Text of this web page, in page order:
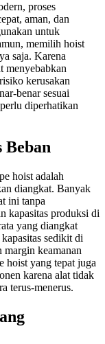
proses
aman, dan
untuk
memilih hoist
saja. Karena
menyebabkan
kerusakan
benar sesuai
diperhatikan
Beban
hoist adalah
diangkat. Banyak
ini tanpa
kapasitas produksi di
yang diangkat
sedikit di
margin keamanan
hoist yang tepat juga
karena alat tidak
terus-menerus.